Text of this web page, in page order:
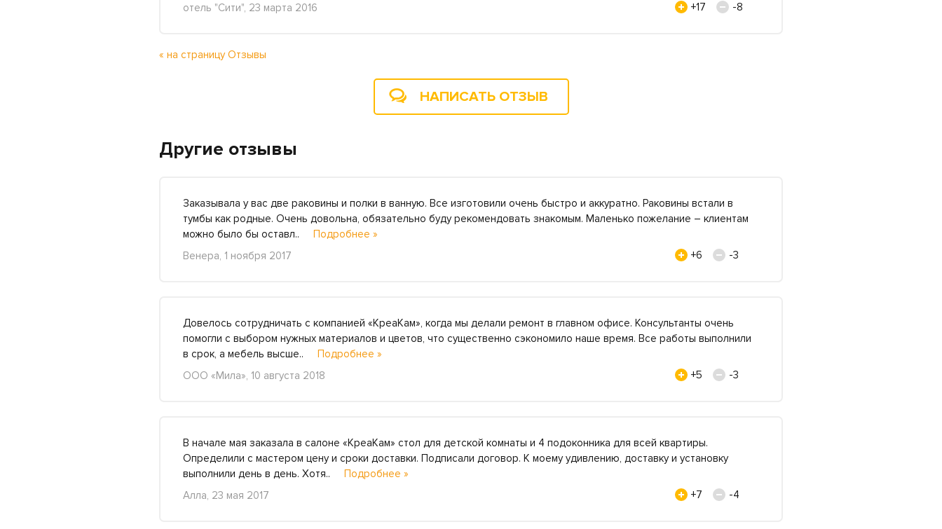
+17
-8
отель "Сити", 23 марта 2016
« на страницу Отзывы
НАПИСАТЬ ОТЗЫВ
Другие отзывы
Заказывала у вас две раковины и полки в ванную. Все изготовили очень быстро и аккуратно. Раковины встали в
тумбы как родные. Очень довольна, обязательно буду рекомендовать знакомым. Маленько пожелание – клиентам
можно было бы оставл.. Подробнее »
+6
-3
Венера, 1 ноября 2017
Довелось сотрудничать с компанией «КреаКам», когда мы делали ремонт в главном офисе. Консультанты очень
помогли с выбором нужных материалов и цветов, что существенно сэкономило наше время. Все работы выполнили
в срок, а мебель высше.. Подробнее »
+5
-3
ООО «Мила», 10 августа 2018
В начале мая заказала в салоне «КреаКам» стол для детской комнаты и 4 подоконника для всей квартиры.
Определили с мастером цену и сроки доставки. Подписали договор. К моему удивлению, доставку и установку
выполнили день в день. Хотя.. Подробнее »
+7
-4
Алла, 23 мая 2017